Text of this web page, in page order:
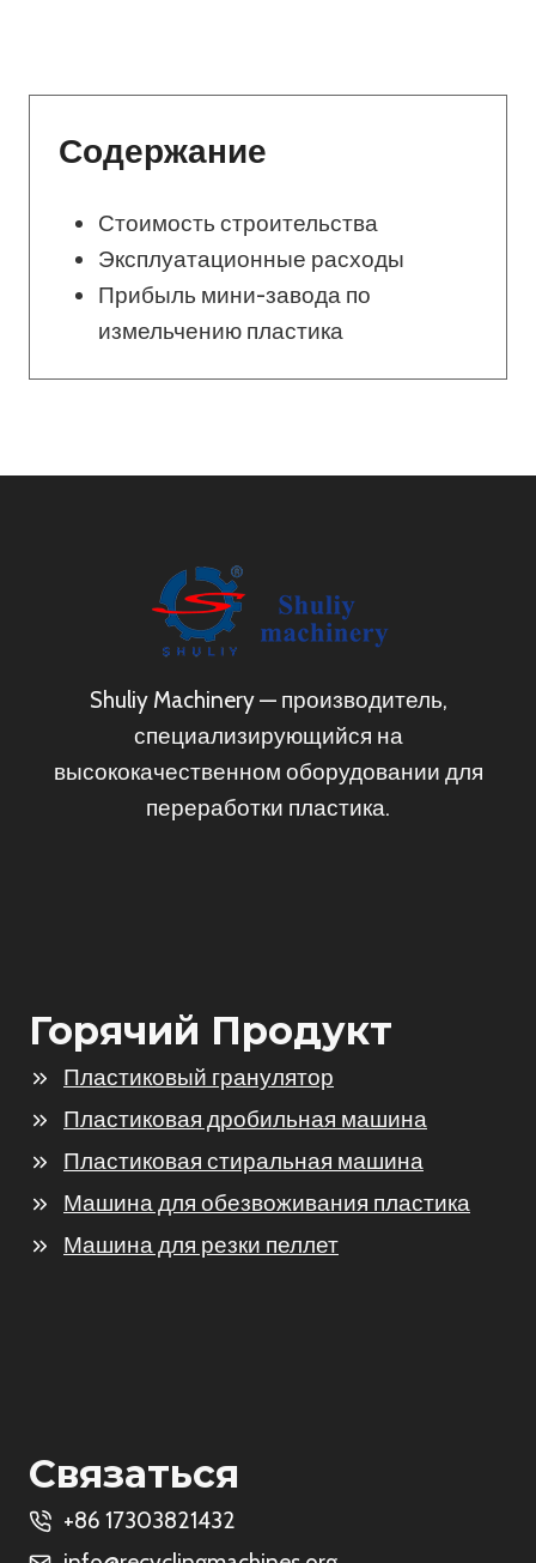
Содержание
Стоимость строительства
Эксплуатационные расходы
Прибыль мини-завода по
измельчению пластика
Shuliy Machinery — производитель,
специализирующийся на
высококачественном оборудовании для
переработки пластика.
Горячий Продукт
Пластиковый гранулятор
Пластиковая дробильная машина
Пластиковая стиральная машина
Машина для обезвоживания пластика
Машина для резки пеллет
Связаться
+86 17303821432